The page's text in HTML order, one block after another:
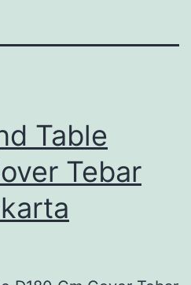
Table
Tebar